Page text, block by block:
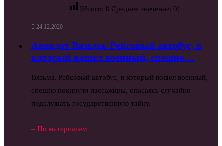
[Итого: 0 Среднее значение: 0]
24.12.2020
Анекдот Вязьма. Рейсовый автобус, в
который вошел военный, спешно…
Вязьма. Рейсовый автобус, в который вошел военный,
спешно покинули пассажиры, опасаясь случайно
подслушать государственную тайну.
– По материалам